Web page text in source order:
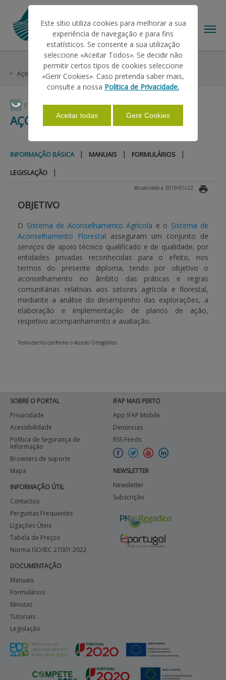
Faça Swipe para ver o menu
AJUDAS/APOIOS
INFORMAÇÕES
ESTATÍSTICAS
PAGAMENTOS
APOIO AO BENEFICIÁRIO
Entrar / Registar
Informações
Sistemas de Aconselhamento Agrícola
Açores
Informação Básica
AÇORES
INFORMAÇÃO BÁSICA | MANUAIS | FORMULÁRIOS |
LEGISLAÇÃO |
Atualizado a 2019/01/22
OBJETIVO
O Sistema de Aconselhamento Agrícola e o Sistema de
Aconselhamento Florestal asseguram um conjunto de
serviços de apoio técnico qualificado e de qualidade, por
entidades privadas reconhecidas para o efeito, nos
termos do presente diploma, tendo por objetivo o
aconselhamento no âmbito das práticas e regras
comunitárias relativas aos setores agrícola e florestal,
mediante a análise do desempenho das explorações, a
elaboração e implementação de planos de ação,
respetivo acompanhamento e avaliação.
Texto escrito conforme o Acordo Ortográfico.
SOBRE O PORTAL
Privacidade
Acessibilidade
Política de Segurança de
Informação
Browsers de suporte
Mapa
INFORMAÇÃO ÚTIL
Contactos
Perguntas Frequentes
Ligações Úteis
Tabela de Preços
Norma ISO/IEC 27001:2022
DOCUMENTAÇÃO
Manuais
Formulários
Minutas
Tutoriais
Legislação
IFAP MAIS PERTO
App IFAP Mobile
Denúncias
RSS Feeds
NEWSLETTER
Newsletter
Subscrição
Este sítio utiliza cookies para melhorar a sua
experiência de navegação e para fins
estatísticos. Se consente a sua utilização
seleccione «Aceitar Todos». Se decidir não
permitir certos tipos de cookies seleccione
«Gerir Cookies». Caso pretenda saber mais,
consulte a nossa Politica de Privacidade.
Aceitar todas Gerir Cookies